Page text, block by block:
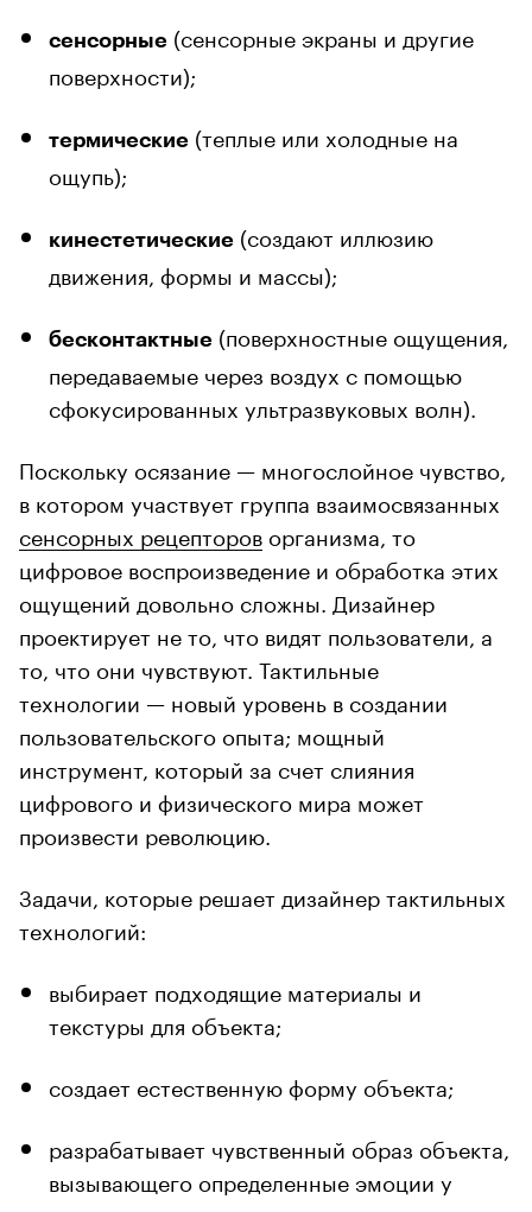
сенсорные (сенсорные экраны и другие
поверхности);
термические (теплые или холодные на
ощупь);
кинестетические (создают иллюзию
движения, формы и массы);
бесконтактные (поверхностные ощущения,
передаваемые через воздух с помощью
сфокусированных ультразвуковых волн).
Поскольку осязание — многослойное чувство,
в котором участвует группа взаимосвязанных
сенсорных рецепторов организма, то
цифровое воспроизведение и обработка этих
ощущений довольно сложны. Дизайнер
проектирует не то, что видят пользователи, а
то, что они чувствуют. Тактильные
технологии — новый уровень в создании
пользовательского опыта; мощный
инструмент, который за счет слияния
цифрового и физического мира может
произвести революцию.
Задачи, которые решает дизайнер тактильных
технологий:
выбирает подходящие материалы и
текстуры для объекта;
создает естественную форму объекта;
разрабатывает чувственный образ объекта,
вызывающего определенные эмоции у